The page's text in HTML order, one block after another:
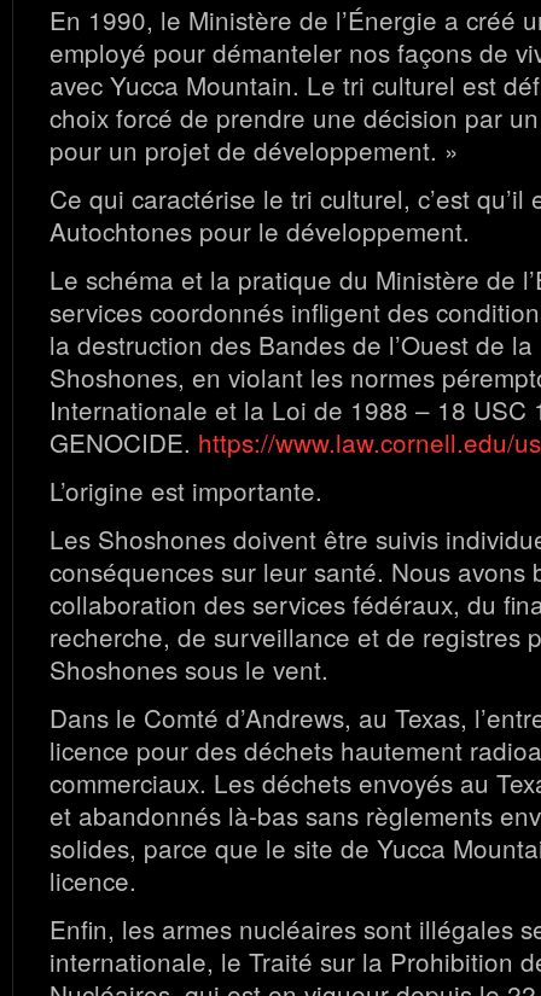
En 1990, le Ministère de l’Énergie a créé
employé pour démanteler nos façons de
avec Yucca Mountain. Le tri culturel est
choix forcé de prendre une décision par
pour un projet de développement. »
Ce qui caractérise le tri culturel, c’est qu’il
Autochtones pour le développement.
Le schéma et la pratique du Ministère de
services coordonnés infligent des
la destruction des Bandes de l’Ouest de
Shoshones, en violant les normes
Internationale et la Loi de 1988 – 18 USC
GENOCIDE. https://www.law.cornell.edu/
L’origine est importante.
Les Shoshones doivent être suivis
conséquences sur leur santé. Nous avons
collaboration des services fédéraux, du
recherche, de surveillance et de registres
Shoshones sous le vent.
Dans le Comté d’Andrews, au Texas,
licence pour des déchets hautement
commerciaux. Les déchets envoyés au
et abandonnés là-bas sans règlements
solides, parce que le site de Yucca
licence.
Enfin, les armes nucléaires sont illégales
internationale, le Traité sur la Prohibition